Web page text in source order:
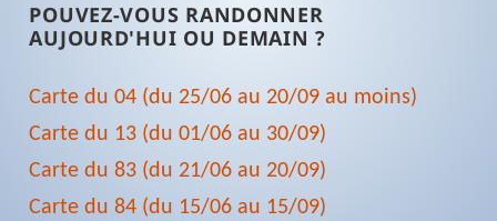
POUVEZ-VOUS RANDONNER
AUJOURD'HUI OU DEMAIN ?
Carte du 04 (du 25/06 au 20/09 au moins)
Carte du 13 (du 01/06 au 30/09)
Carte du 83 (du 21/06 au 20/09)
Carte du 84 (du 15/06 au 15/09)